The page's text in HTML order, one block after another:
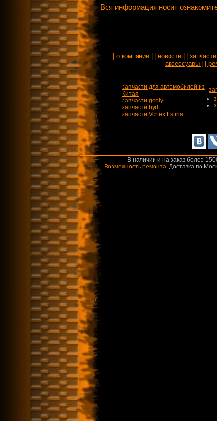
Вся информация носит
| о компании | | новости |
|
аксессуары |
|
запчасти для автомобилей из
Китая
запчасти geely
запчасти byd
запчасти Vortex Estina
В наличии и на заказ более
Возможность ремонта.Доставка по